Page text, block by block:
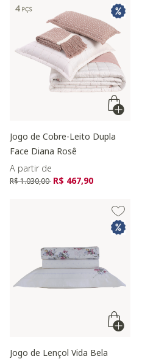
Jogo de Cobre-Leito Dupla
Face Diana Rosê
A partir de
Preço reduzido de
R$ 1.030,00 para
R$ 467,90
Jogo de Lençol Vida Bela